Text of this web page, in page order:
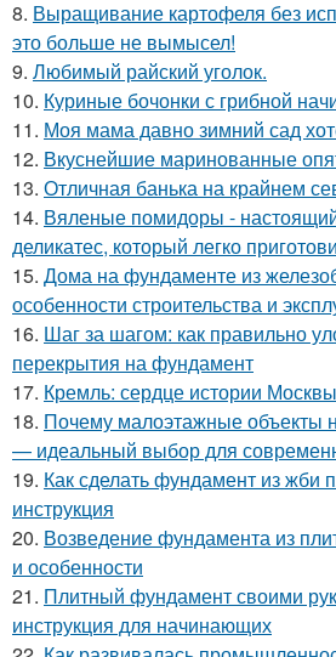
8. Выращивание картофеля без
это больше не вымысел!
9. Любимый райский уголок.
10. Куриные бочонки с грибной
11. Моя мама давно зимний сад
12. Вкуснейшие маринованные
13. Отличная банька на крайнем
14. Вяленые помидоры -
деликатес, который легко
15. Дома на фундаменте из
особенности строительства и
16. Шаг за шагом: как правильно
перекрытия на фундамент
17. Кремль: сердце истории Москвы
18. Почему малоэтажные объекты
— идеальный выбор для
19. Как сделать фундамент из жби
инструкция
20. Возведение фундамента из
и особенности
21. Плитный фундамент своими
инструкция для начинающих